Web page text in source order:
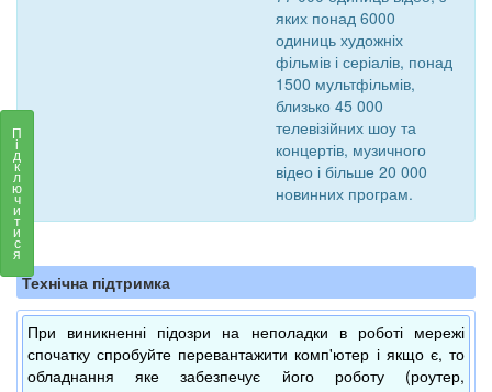
яких понад 6000
одиниць художніх
фільмів і серіалів, понад
1500 мультфільмів,
близько 45 000
телевізійних шоу та
концертів, музичного
відео і більше 20 000
новинних програм.
Технічна підтримка
При виникненні підозри на неполадки в роботі мережі
спочатку спробуйте перевантажити комп'ютер і якщо є, то
обладнання яке забезпечує його роботу (роутер,
П
і
д
к
л
ю
ч
и
т
и
с
я